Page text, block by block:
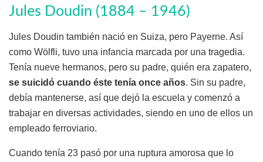
Jules Doudin (1884 – 1946)
Jules Doudin también nació en Suiza, pero Payerne. Así
como Wölfli, tuvo una infancia marcada por una tragedia.
Tenía nueve hermanos, pero su padre, quién era zapatero,
se suicidó cuando éste tenía once años. Sin su padre,
debía mantenerse, así que dejó la escuela y comenzó a
trabajar en diversas actividades, siendo en uno de ellos un
empleado ferroviario.
Cuando tenía 23 pasó por una ruptura amorosa que lo